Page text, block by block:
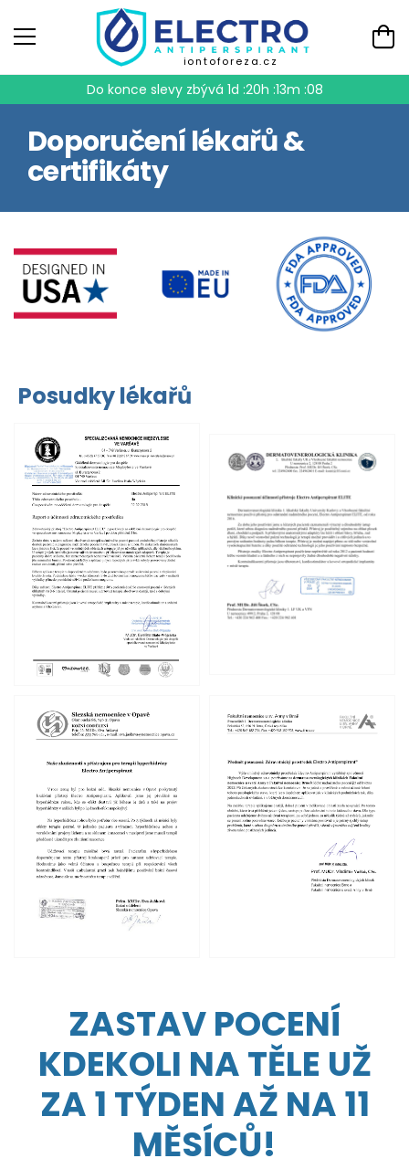
iontoforeza.cz
Do konce slevy zbývá 1d :20h :13m :07
Doporučení lékařů &
certifikáty
Posudky lékařů
ZASTAV POCENÍ
KDEKOLI NA TĚLE UŽ
ZA 1 TÝDEN AŽ NA 11
MĚSÍCŮ!